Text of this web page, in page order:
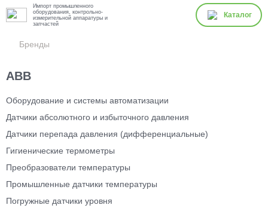
Импорт промышленного
оборудования, контрольно-
измерительной аппаратуры и
запчастей
Каталог
Бренды
ABB
Оборудование и системы автоматизации
Датчики абсолютного и избыточного давления
Датчики перепада давления (дифференциальные)
Гигиенические термометры
Преобразователи температуры
Промышленные датчики температуры
Погружные датчики уровня